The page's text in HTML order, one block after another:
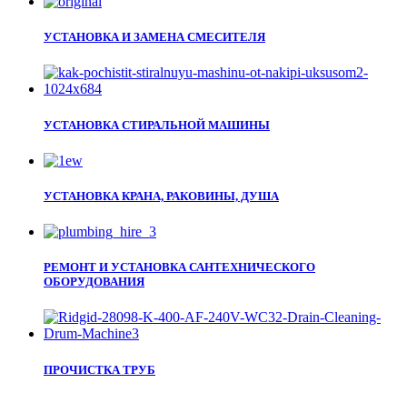
УСТАНОВКА И ЗАМЕНА СМЕСИТЕЛЯ
УСТАНОВКА СТИРАЛЬНОЙ МАШИНЫ
УСТАНОВКА КРАНА, РАКОВИНЫ, ДУША
РЕМОНТ И УСТАНОВКА САНТЕХНИЧЕСКОГО
ОБОРУДОВАНИЯ
ПРОЧИСТКА ТРУБ